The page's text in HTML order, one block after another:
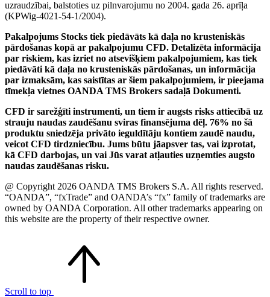
uzraudzībai, balstoties uz pilnvarojumu no 2004. gada 26. aprīļa
(KPWig-4021-54-1/2004).
Pakalpojums Stocks tiek piedāvāts kā daļa no krusteniskās
pārdošanas kopā ar pakalpojumu CFD. Detalizēta informācija
par riskiem, kas izriet no atsevišķiem pakalpojumiem, kas tiek
piedāvāti kā daļa no krusteniskās pārdošanas, un informācija
par izmaksām, kas saistītas ar šiem pakalpojumiem, ir pieejama
tīmekļa vietnes OANDA TMS Brokers sadaļā Dokumenti.
CFD ir sarežģīti instrumenti, un tiem ir augsts risks attiecībā uz
strauju naudas zaudēšanu sviras finansējuma dēļ. 76% no šā
produktu sniedzēja privāto ieguldītāju kontiem zaudē naudu,
veicot CFD tirdzniecību. Jums būtu jāapsver tas, vai izprotat,
kā CFD darbojas, un vai Jūs varat atļauties uzņemties augsto
naudas zaudēšanas risku.
@ Copyright 2026 OANDA TMS Brokers S.A. All rights reserved.
“OANDA”, “fxTrade” and OANDA’s “fx” family of trademarks are
owned by OANDA Corporation. All other trademarks appearing on
this website are the property of their respective owner.
Scroll to top